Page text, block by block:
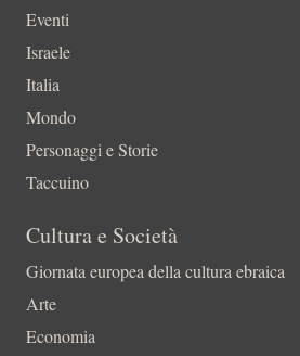
Eventi
Israele
Italia
Mondo
Personaggi e Storie
Taccuino
Cultura e Società
Giornata europea della cultura ebraica
Arte
Economia